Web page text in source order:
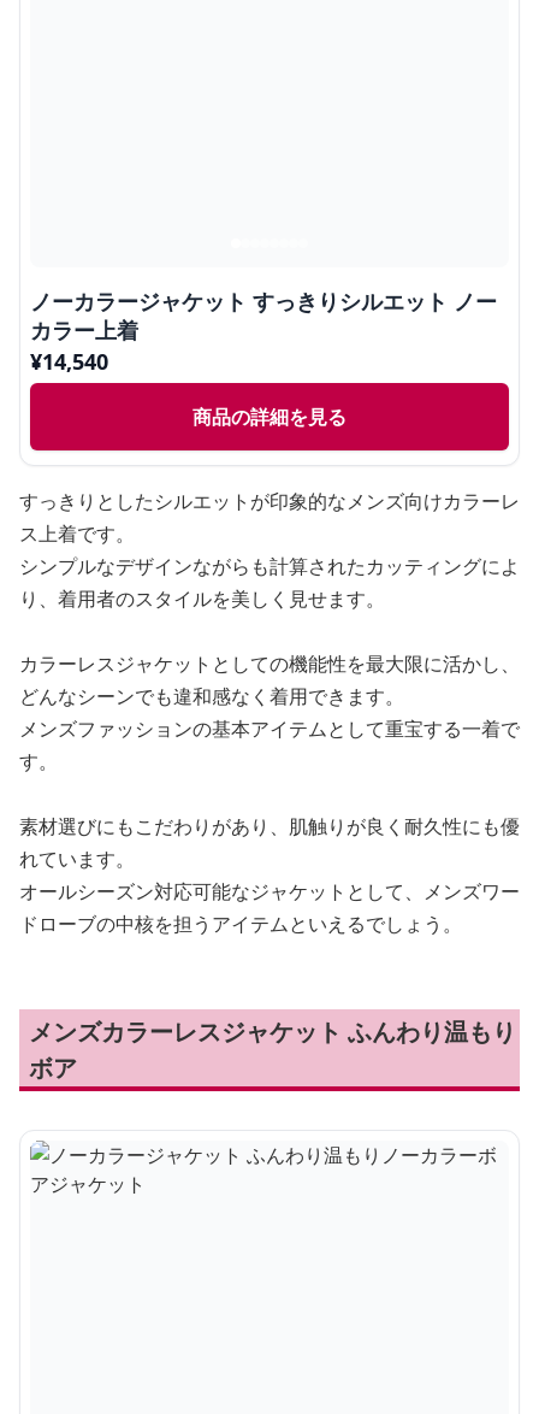
ノーカラージャケット すっきりシルエット ノー
カラー上着
¥14,540
商品の詳細を見る
すっきりとしたシルエットが印象的なメンズ向けカラーレ
ス上着です。
シンプルなデザインながらも計算されたカッティングによ
り、着用者のスタイルを美しく見せます。
カラーレスジャケットとしての機能性を最大限に活かし、
どんなシーンでも違和感なく着用できます。
メンズファッションの基本アイテムとして重宝する一着で
す。
素材選びにもこだわりがあり、肌触りが良く耐久性にも優
れています。
オールシーズン対応可能なジャケットとして、メンズワー
ドローブの中核を担うアイテムといえるでしょう。
メンズカラーレスジャケット ふんわり温もり
ボア